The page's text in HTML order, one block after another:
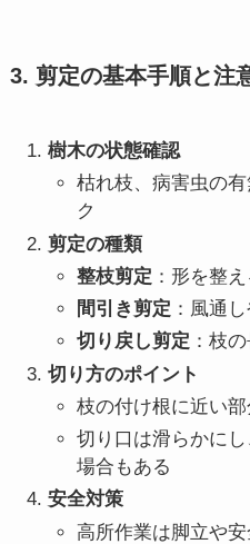
3. 剪定の基本手順と注
樹木の状態確認
枯れ枝、病害虫の
ク
剪定の種類
整枝剪定 ：形を整え
間引き剪定 ：風通
切り戻し剪定 ：枝
切り方のポイント
枝の付け根に近い
切り口は滑らかに
場合もある
安全対策
高所作業は脚立や安